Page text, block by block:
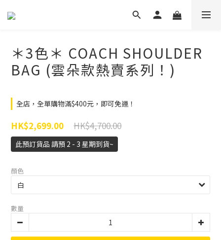
＊3色＊ COACH SHOULDER
BAG (雲朵款熱賣系列！)
全店，全單購物滿$400元，即可免運！
HK$4,700.00
HK$2,699.00
此預訂貨品 請預 2 - 3 星期到貨~
顏色
數量